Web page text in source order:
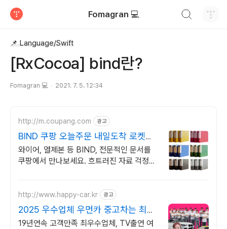
Fomagran 💻
📌 Language/Swift
[RxCocoa] bind란?
Fomagran 💻 2021. 7. 5. 12:34
http://m.coupang.com 광고
BIND 쿠팡 오늘주문 내일도착 로켓배
송
와이어, 열제본 등 BIND, 전문적인 문서를
쿠팡에서 만나보세요. 흐트러진 자료 걱정
http://www.happy-car.kr 광고
2025 우수업체 우먼카 중고차는 최우
수모범업체에서!
19년연속 고객만족 최우수업체, TV출연 여